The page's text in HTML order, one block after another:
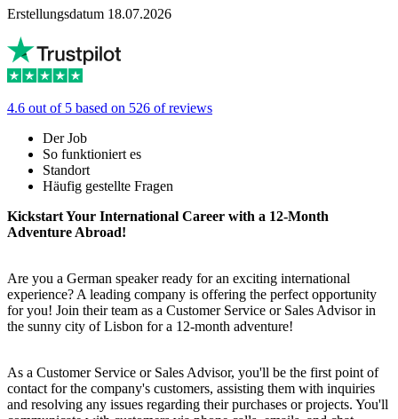
Erstellungsdatum 18.07.2026
4.6 out of 5 based on 526 of reviews
Der Job
So funktioniert es
Standort
Häufig gestellte Fragen
Kickstart Your International Career with a 12-Month
Adventure Abroad!
Are you a German speaker ready for an exciting international
experience? A leading company is offering the perfect opportunity
for you! Join their team as a Customer Service or Sales Advisor in
the sunny city of Lisbon for a 12-month adventure!
As a Customer Service or Sales Advisor, you'll be the first point of
contact for the company's customers, assisting them with inquiries
and resolving any issues regarding their purchases or projects. You'll